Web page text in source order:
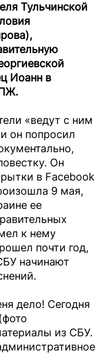
Тульчинской
Иоанн в
«ведут с ним
он попросил
Он
в Facebook
9 мая,
ее
к нему
почти год,
начинают
дело! Сегодня
из СБУ.